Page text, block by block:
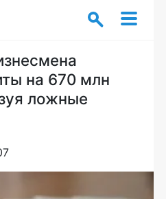
на 670 млн
ложные